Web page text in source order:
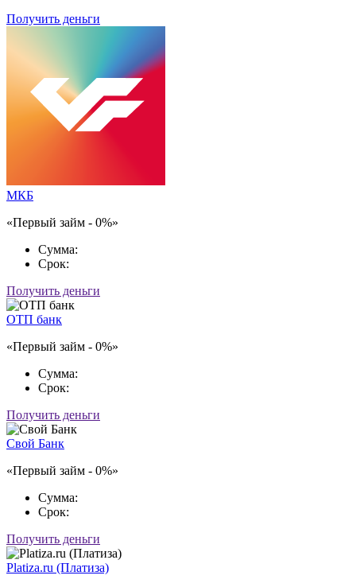
Получить деньги
МКБ
«Первый займ - 0%»
Сумма:
Срок:
Получить деньги
ОТП банк
«Первый займ - 0%»
Сумма:
Срок:
Получить деньги
Свой Банк
«Первый займ - 0%»
Сумма:
Срок:
Получить деньги
Platiza.ru (Платиза)